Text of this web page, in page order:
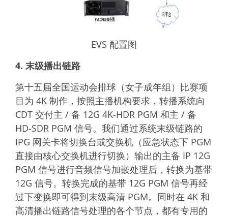
EVS 配置图
4. 末级播出链路
第十五届全国运动会排球（女子成年组）比赛项
目为 4K 制作，按照主播机构要求，转播系统向
CDT 交付主 / 备 12G 4K-HDR PGM 和主 / 备
HD-SDR PGM 信号。我们通过系统末级链路的
IPG 网关卡将切换台或交换机（应急状态下 PGM
直接由核心交换机进行切换）输出的主备 IP 12G
PGM 信号进行音频信号加嵌处理后，转换为基带
12G 信号。转换完成的基带 12G PGM 信号再经
过下变换即可得到末级高清 PGM。同时在 4K 和
高清播出链路信号处理的各个节点，都有专用的